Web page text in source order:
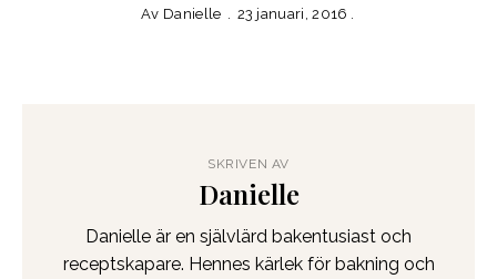
Av Danielle 23 januari, 2016
SKRIVEN AV
Danielle
Danielle är en självlärd bakentusiast och
receptskapare. Hennes kärlek för bakning och